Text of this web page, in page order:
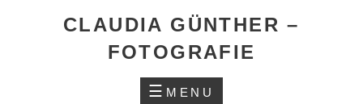
CLAUDIA GÜNTHER –
FOTOGRAFIE
MENU